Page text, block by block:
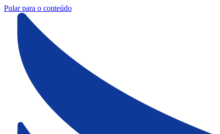
Pular para o conteúdo